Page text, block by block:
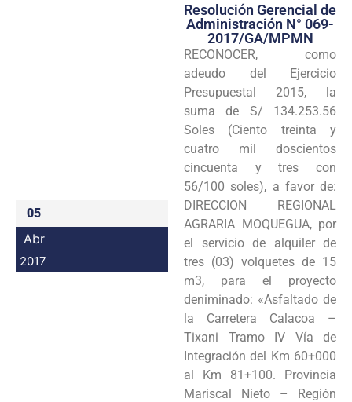
Transparencia
Seguridad
Programas
Intranet
05
Abr
2017
Resolución Gerencial de
Administración N° 069-
2017/GA/MPMN
RECONOCER, como
adeudo del Ejercicio
Presupuestal 2015, la
suma de S/ 134.253.56
Soles (Ciento treinta y
cuatro mil doscientos
cincuenta y tres con
56/100 soles), a favor de:
DIRECCION REGIONAL
AGRARIA MOQUEGUA, por
el servicio de alquiler de
tres (03) volquetes de 15
m3, para el proyecto
deniminado: «Asfaltado de
la Carretera Calacoa –
Tixani Tramo IV Vía de
Integración del Km 60+000
al Km 81+100. Provincia
Mariscal Nieto – Región